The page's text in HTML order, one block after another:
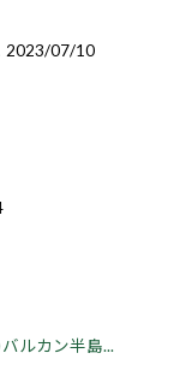
2023/07/10
ルカン半島...